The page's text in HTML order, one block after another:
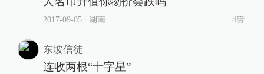
2017-09-05∙ 湖南 4赞
东坡信徒
连收两根“十字星”